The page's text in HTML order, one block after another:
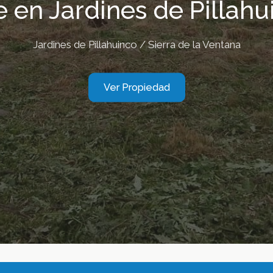
en Jardines de
Jardines de Pillahuinco / Sierra de la Ventana
Ver Propiedad